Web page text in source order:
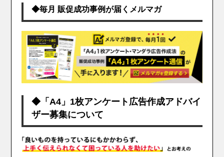
◆毎月 販促成功事例が届くメルマガ
◆「A4」1枚アンケート広告作成アドバイ
ザー募集について